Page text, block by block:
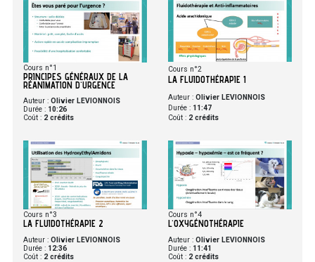
Cours n°1
PRINCIPES GÉNÉRAUX DE LA
RÉANIMATION D'URGENCE
Auteur :Olivier LEVIONNOIS
Durée : 10:26
Coût : 2 crédits
Cours n°2
LA FLUIDOTHÉRAPIE 1
Auteur : Olivier LEVIONNOIS
Durée : 11:47
Coût : 2 crédits
Cours n°3
LA FLUIDOTHÉRAPIE 2
Auteur :Olivier LEVIONNOIS
Durée : 12:36
Coût : 2 crédits
Cours n°4
L'OXYGÉNOTHÉRAPIE
Auteur : Olivier LEVIONNOIS
Durée : 11:41
Coût : 2 crédits